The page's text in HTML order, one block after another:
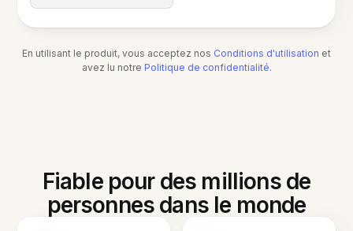
En utilisant le produit, vous acceptez nos Conditions d'utilisation et
avez lu notre Politique de confidentialité.
Fiable pour des millions de
personnes dans le monde